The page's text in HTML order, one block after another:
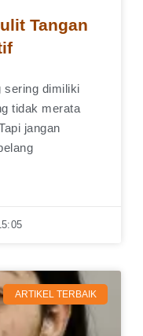
Tangan
sering dimiliki
tidak merata
jangan
ARTIKEL TERBAIK